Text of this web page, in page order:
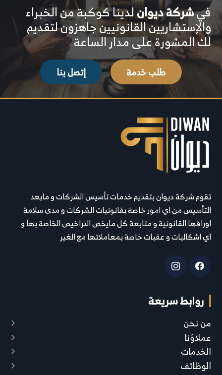
فيشركة ديوانلدينا كوكبة من الخبراء
والإستشاريين القانونيين جاهزون لتقديم
لك المشورة على مدار الساعة
طلب خدمة إتصل بنا
تقوم شركة ديوان بتقديم خدمات تأسيس الشركات و مابعد
التأسيس من اي امور خاصة بقانونيات الشركات و مدى سلامة
اوراقها القانونية و متابعة كل مايخص التراخيص الخاصة بها و
اي اشكاليات و عقبات خاصة بمعاملاتها مع الغير
روابط سريعة
من نحن
عملاؤنا
الخدمات
الوظائف